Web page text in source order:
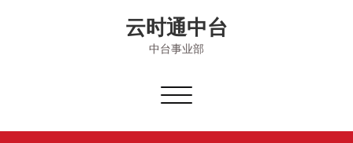
云时通中台
中台事业部
切
导